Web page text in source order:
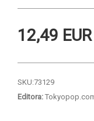
12,49 EUR
SKU:73129
Editora: